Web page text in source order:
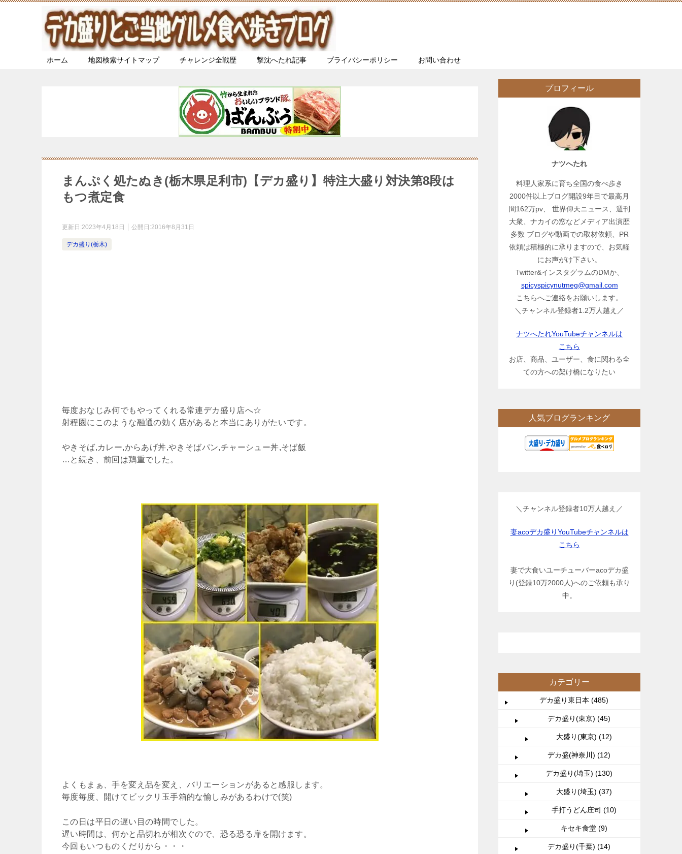
ホーム 地図検索サイトマップ チャレンジ全戦歴 撃沈へたれ記事 プライバシーポリシー お問い合わせ
まんぷく処たぬき(栃木県足利市)【デカ盛り】特注大盛り対決第8段は
もつ煮定食
更新日:2023年4月18日 公開日:2016年8月31日
デカ盛り(栃木)
毎度おなじみ何でもやってくれる常連デカ盛り店へ☆
射程圏にこのような融通の効く店があると本当にありがたいです。
やきそば,カレー,からあげ丼,やきそばパン,チャーシュー丼,そば飯
…と続き、前回は鶏重でした。
よくもまぁ、手を変え品を変え、バリエーションがあると感服します。
毎度毎度、開けてビックリ玉手箱的な愉しみがあるわけで(笑)
この日は平日の遅い目の時間でした。
遅い時間は、何かと品切れが相次ぐので、恐る恐る扉を開けます。
今回もいつものくだりから・・・
プロフィール
ナツへたれ
料理人家系に育ち全国の食べ歩き
2000件以上ブログ開設9年目で最高月
間162万pv、 世界仰天ニュース、週刊
大衆、ナカイの窓などメディア出演歴
多数 ブログや動画での取材依頼、PR
依頼は積極的に承りますので、お気軽
にお声がけ下さい。
Twitter&インスタグラムのDMか、
spicyspicynutmeg@gmail.com
こちらへご連絡をお願いします。
＼チャンネル登録者1.2万人越え／
ナツへたれYouTubeチャンネルは
こちら
お店、商品、ユーザー、食に関わる全
ての方への架け橋になりたい
人気ブログランキング
＼チャンネル登録者10万人越え／
妻acoデカ盛りYouTubeチャンネルは
こちら
妻で大食いユーチューバーacoデカ盛
り(登録10万2000人)へのご依頼も承り
中。
カテゴリー
デカ盛り東日本 (485)
デカ盛り(東京) (45)
大盛り(東京) (12)
デカ盛(神奈川) (12)
デカ盛り(埼玉) (130)
大盛り(埼玉) (37)
手打うどん庄司 (10)
キセキ食堂 (9)
デカ盛り(千葉) (14)